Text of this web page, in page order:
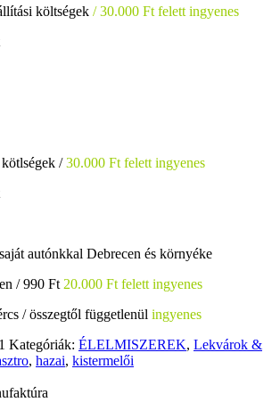
költségek / 30.000 Ft felett ingyenes
/30.000 Ft felett ingyenes
autónkkal Debrecen és környéke
/ 990 Ft20.000 Ft felett ingyenes
/összegtől függetlenülingyenes
Kategóriák: ÉLELMISZEREK, Lekvárok &
, hazai, kistermelői